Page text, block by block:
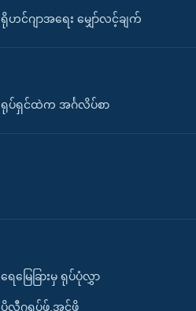
ရိုဟင်ဂျာအရေး မျှော်လင့်ချက်
ရုပ်ရှင်ထဲက အင်္ဂလိပ်စာ
ရေမြေခြားမှ ရုပ်ပုံလွှာ
ပိုလီဂရပ်ဖ်.အင်ဖို